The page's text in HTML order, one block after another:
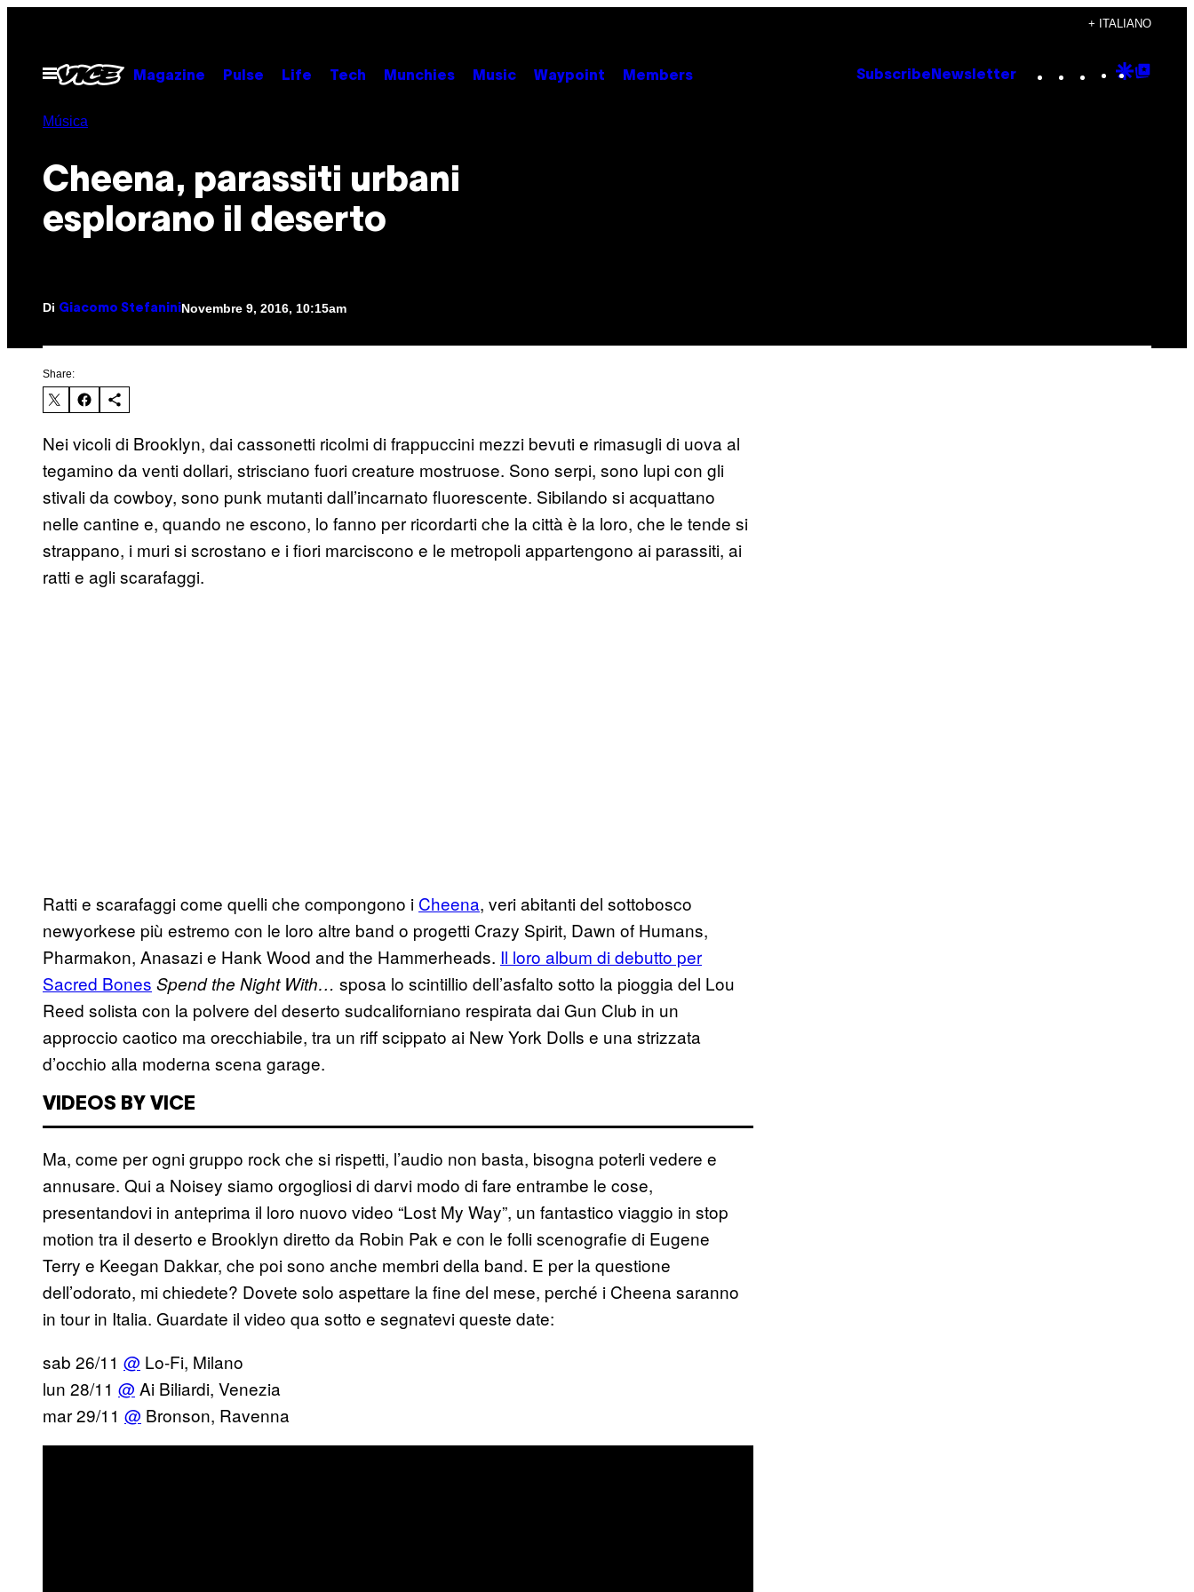
contenuto
+ ITALIANO
Apri
Magazine Pulse Life Tech Munchies Music Waypoint Members Subscribe Newsletter Instagram
TikTok
YouTube
Google
Música
Cheena, parassiti urbani
esplorano il deserto
Di Giacomo Stefanini Novembre 9, 2016, 10:15am
Share:
Nei vicoli di Brooklyn, dai cassonetti ricolmi di frappuccini mezzi bevuti e rimasugli di uova al
tegamino da venti dollari, strisciano fuori creature mostruose. Sono serpi, sono lupi con gli
stivali da cowboy, sono punk mutanti dall’incarnato fluorescente. Sibilando si acquattano
nelle cantine e, quando ne escono, lo fanno per ricordarti che la città è la loro, che le tende si
strappano, i muri si scrostano e i fiori marciscono e le metropoli appartengono ai parassiti, ai
ratti e agli scarafaggi.
Ratti e scarafaggi come quelli che compongono i Cheena​, veri abitanti del sottobosco
newyorkese più estremo con le loro altre band o progetti Crazy Spirit, Dawn of Humans,
Pharmakon, Anasazi e Hank Wood and the Hammerheads. Il loro album di debutto per
Sacred Bones ​Spend the Night With… ​sposa lo scintillio dell’asfalto sotto la pioggia del Lou
Reed solista con la polvere del deserto sudcaliforniano respirata dai Gun Club​ in un
approccio caotico ma orecchiabile, tra un riff scippato ai New York Dolls e una strizzata
d’occhio alla moderna scena garage.
VIDEOS BY VICE
Ma, come per ogni gruppo rock che si rispetti, l’audio non basta, bisogna poterli vedere e
annusare. Qui a Noisey siamo orgogliosi di darvi modo di fare entrambe le cose,
presentandovi in anteprima il loro nuovo video “Lost My Way”, un fantastico viaggio in stop
motion tra il deserto e Brooklyn diretto da Robin Pak e con le folli scenografie di Eugene
Terry e Keegan Dakkar, che poi sono anche membri della band. E per la questione
dell’odorato, mi chiedete? Dovete solo aspettare la fine del mese, perché i Cheena saranno
in tour in Italia. Guardate il video qua sotto e segnatevi queste date:
sab 26/11 @ ​ Lo-Fi, Milano
lun 28/11 @ ​ Ai Biliardi, Venezia
mar 29/11 @ ​ Bronson, Ravenna